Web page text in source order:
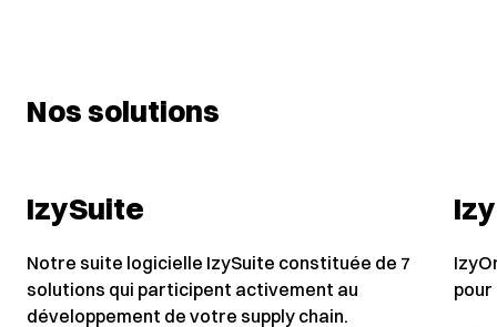
Nos solutions
IzySuite
Notre suite logicielle IzySuite constituée de 7
solutions qui participent activement au
développement de votre supply chain.